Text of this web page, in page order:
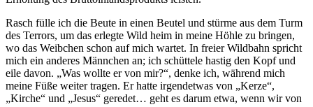
Rasch fülle ich die Beute in einen Beutel und stürme aus dem Turm
des Terrors, um das erlegte Wild heim in meine Höhle zu bringen,
wo das Weibchen schon auf mich wartet. In freier Wildbahn spricht
mich ein anderes Männchen an; ich schüttele hastig den Kopf und
eile davon. „Was wollte er von mir?“, denke ich, während mich
meine Füße weiter tragen. Er hatte irgendetwas von „Kerze“,
„Kirche“ und „Jesus“ geredet… geht es darum etwa, wenn wir von